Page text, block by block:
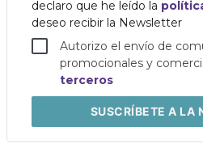
declaro que he leído la
deseo recibir la Newsletter
Autorizo el envío de
promocionales y
terceros
SUSCRÍBETEA LA